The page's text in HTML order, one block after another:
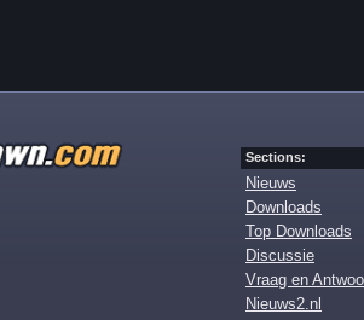
Sections:
Nieuws
Downloads
Top Downloads
Discussie
Vraag en
Nieuws2.nl